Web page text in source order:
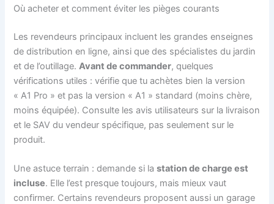
Où acheter et comment éviter les pièges courants
Les revendeurs principaux incluent les grandes enseignes
de distribution en ligne, ainsi que des spécialistes du jardin
et de l’outillage.Avant de commander, quelques
vérifications utiles : vérifie que tu achètes bien la version
« A1 Pro » et pas la version « A1 » standard (moins chère,
moins équipée). Consulte les avis utilisateurs sur la livraison
et le SAV du vendeur spécifique, pas seulement sur le
produit.
Une astuce terrain : demande si lastation de charge est
incluse. Elle l’est presque toujours, mais mieux vaut
confirmer. Certains revendeurs proposent aussi un garage